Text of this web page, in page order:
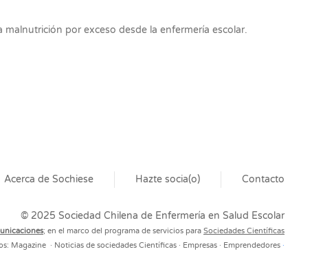
por exceso desde la enfermería escolar.
Acerca de Sochiese Hazte socia(o) Contacto
© 2025 Sociedad Chilena de Enfermería en Salud Escolar
; en el marco del programa de servicios para Sociedades Científicas
Magazine · Noticias de sociedades Científicas · Empresas · Emprendedores ·